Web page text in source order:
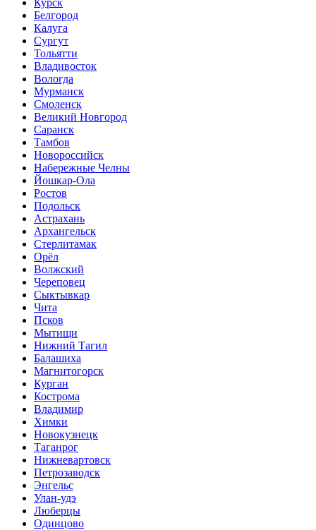
Курск
Белгород
Калуга
Сургут
Тольятти
Владивосток
Вологда
Мурманск
Смоленск
Великий Новгород
Саранск
Тамбов
Новороссийск
Набережные Челны
Йошкар-Ола
Ростов
Подольск
Астрахань
Архангельск
Стерлитамак
Орёл
Волжский
Череповец
Сыктывкар
Чита
Псков
Мытищи
Нижний Тагил
Балашиха
Магнитогорск
Курган
Кострома
Владимир
Химки
Новокузнецк
Таганрог
Нижневартовск
Петрозаводск
Энгельс
Улан-удэ
Люберцы
Одинцово